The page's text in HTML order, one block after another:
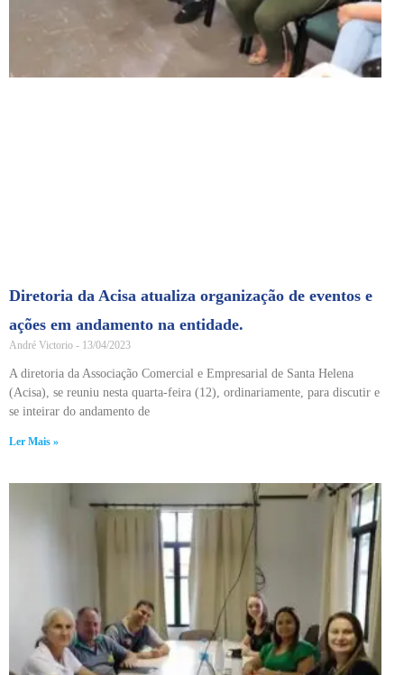
Diretoria da Acisa atualiza organização de eventos e
ações em andamento na entidade.
André Victorio 13/04/2023
A diretoria da Associação Comercial e Empresarial de Santa Helena
(Acisa), se reuniu nesta quarta-feira (12), ordinariamente, para discutir e
se inteirar do andamento de
Ler Mais »